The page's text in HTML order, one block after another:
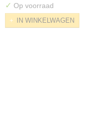
✓ Op voorraad
IN WINKELWAGEN